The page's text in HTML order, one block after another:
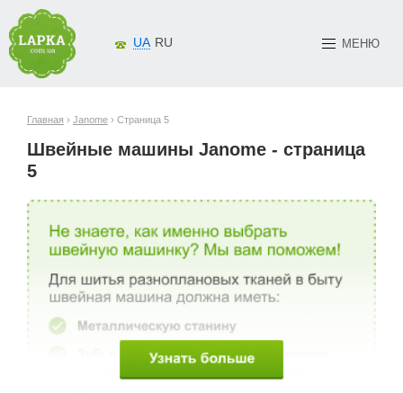
МЕНЮ
UA RU
Главная › Janome › Страница 5
Швейные машины Janome - страница
5